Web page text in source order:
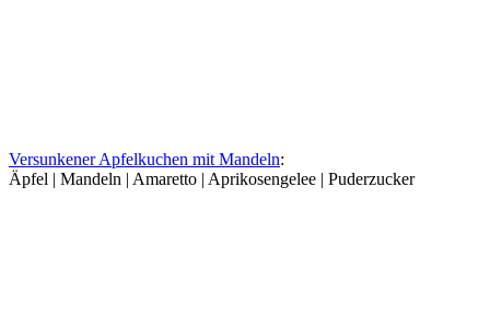
Versunkener Apfelkuchen mit Mandeln:
Äpfel | Mandeln | Amaretto | Aprikosengelee | Puderzucker